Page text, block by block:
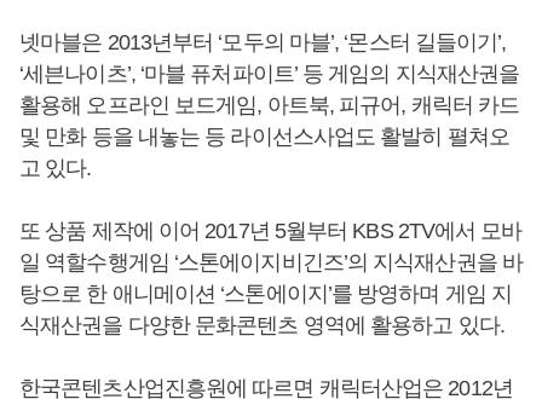
넷마블은 2013년부터 ‘모두의 마블’, ‘몬스터 길들이기’,
‘세븐나이츠’, ‘마블 퓨처파이트’ 등 게임의 지식재산권을
활용해 오프라인 보드게임, 아트북, 피규어, 캐릭터 카드
및 만화 등을 내놓는 등 라이선스사업도 활발히 펼쳐오
고 있다.
또 상품 제작에 이어 2017년 5월부터 KBS 2TV에서 모바
일 역할수행게임 ‘스톤에이지비긴즈’의 지식재산권을 바
탕으로 한 애니메이션 ‘스톤에이지’를 방영하며 게임 지
식재산권을 다양한 문화콘텐츠 영역에 활용하고 있다.
한국콘텐츠산업진흥원에 따르면 캐릭터산업은 2012년